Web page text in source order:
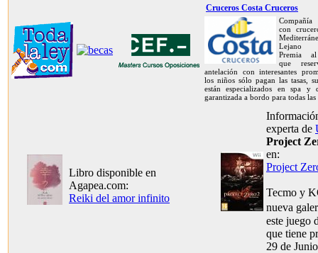
Cruceros Costa Cruceros
con
Lejano
Premia
que
antelación con interesantes
los niños sólo pagan las tasas,
están especializados en spa y
garantizada a bordo para todas las
Libro disponible en
Agapea.com:
Reiki del amor infinito
experta de
Project
en:
Project
Tecmo y
nueva
este juego
que tiene
29 de